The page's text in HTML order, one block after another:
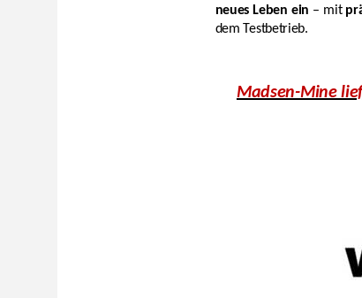
neues Leben ein – mit
dem Testbetrieb.
Madsen-Mine